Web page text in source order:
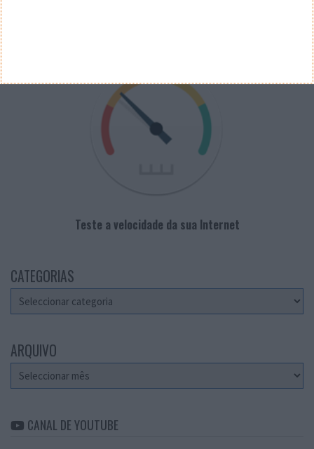
Teste a velocidade da sua Internet
CATEGORIAS
Categorias
ARQUIVO
Arquivo
CANAL DE YOUTUBE